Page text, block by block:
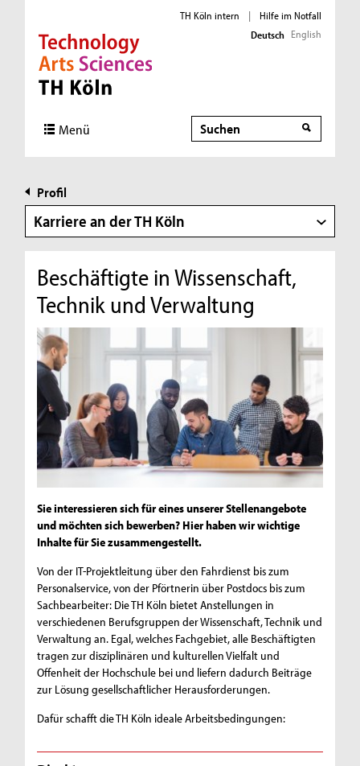
Direkt zur Hauptnavigation
Direkt zur Subnavigation
Direkt zum Inhalt
Direkt zum Fußbereich
TH Köln intern |
Hilfe im Notfall
Deutsch English
Menü Suche
Profil
Karriere an der TH Köln
Beschäftigte in Wissenschaft,
Technik und Verwaltung
Sie interessieren sich für eines unserer Stellenangebote
und möchten sich bewerben? Hier haben wir wichtige
Inhalte für Sie zusammengestellt.
Von der IT-Projektleitung über den Fahrdienst bis zum
Personalservice, von der Pförtnerin über Postdocs bis zum
Sachbearbeiter: Die TH Köln bietet Anstellungen in
verschiedenen Berufsgruppen der Wissenschaft, Technik und
Verwaltung an. Egal, welches Fachgebiet, alle Beschäftigten
tragen zur disziplinären und kulturellen Vielfalt und
Offenheit der Hochschule bei und liefern dadurch Beiträge
zur Lösung gesellschaftlicher Herausforderungen.
Dafür schafft die TH Köln ideale Arbeitsbedingungen: